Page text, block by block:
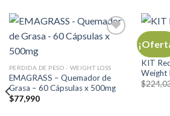
a la
lista de
deseos
PERDIDA DE PESO - WEIGHT LOSS
EMAGRASS – Quemador de
Grasa – 60 Cápsulas x 500mg
$77,990
PERDIDA
KIT
Weight
$